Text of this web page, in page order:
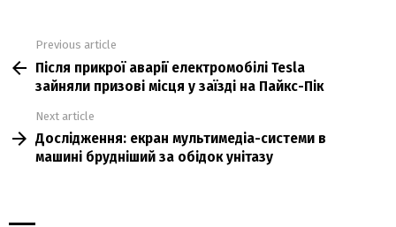
more
Previous article
Після прикрої аварії електромобілі Tesla
зайняли призові місця у заїзді на Пайкс-Пік
Next article
Дослідження: екран мультимедіа-системи в
машині брудніший за обідок унітазу